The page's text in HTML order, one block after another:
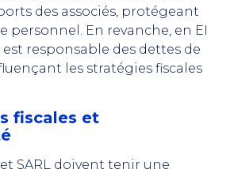
des associés, protégeant
personnel. En revanche, en EI
est responsable des dettes de
les stratégies fiscales
fiscales et
et SARL doivent tenir une